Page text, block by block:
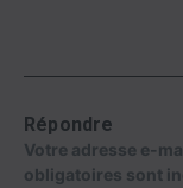
Répondre
Votre adresse e-
obligatoires sont